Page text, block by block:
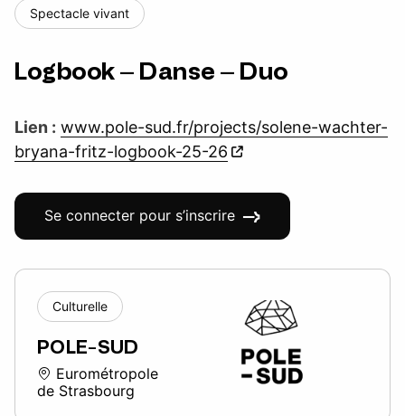
Spectacle vivant
Logbook – Danse – Duo
Lien : www.pole-sud.fr/projects/solene-wachter-
bryana-fritz-logbook-25-26
Se connecter pour s’inscrire
Culturelle
POLE-SUD
Eurométropole
de Strasbourg